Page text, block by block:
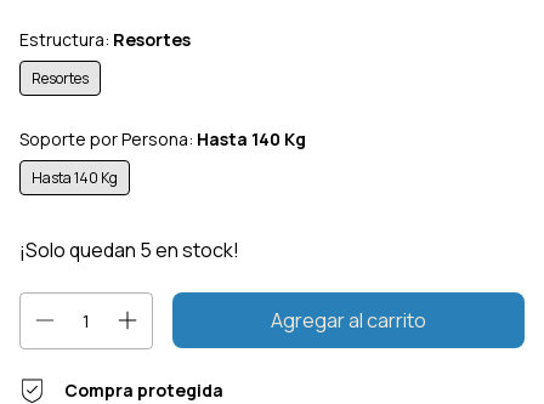
Estructura: Resortes
Resortes
Soporte por Persona: Hasta 140 Kg
Hasta 140 Kg
¡Solo quedan 5en stock!
Compra protegida